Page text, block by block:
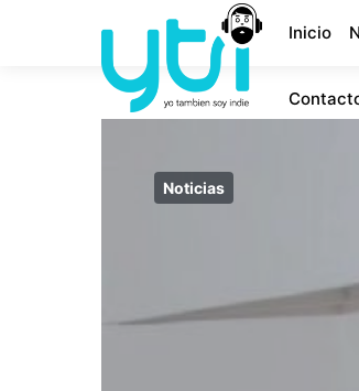
Inicio
Noticias